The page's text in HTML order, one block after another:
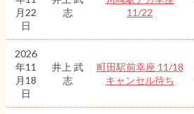
月22
日
志
11/22
2026
年11
月18
日
井上 武
志
町田駅前幸座 11/18
キャンセル待ち